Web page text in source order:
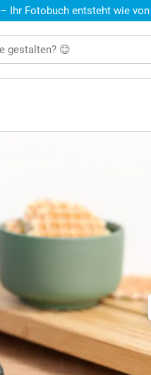
– Ihr Fotobuch entsteht wie